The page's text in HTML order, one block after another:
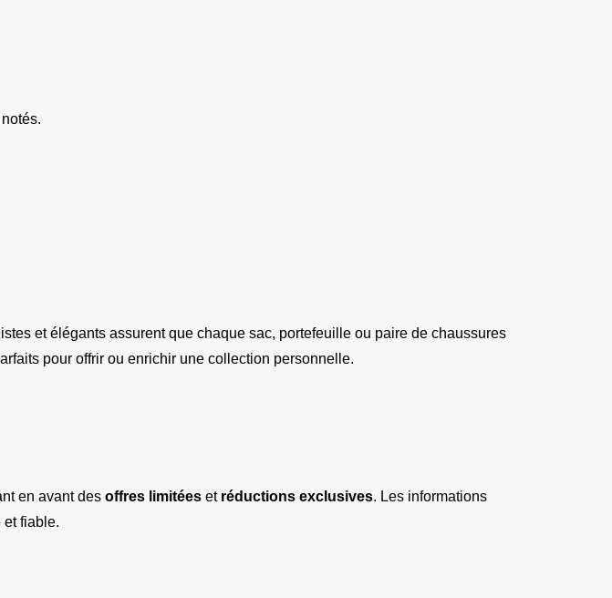
et élégants assurent que chaque sac, portefeuille ou paire de chaussures
pour offrir ou enrichir une collection personnelle.
en avant des offres limitées et réductions exclusives. Les informations
et fiable.